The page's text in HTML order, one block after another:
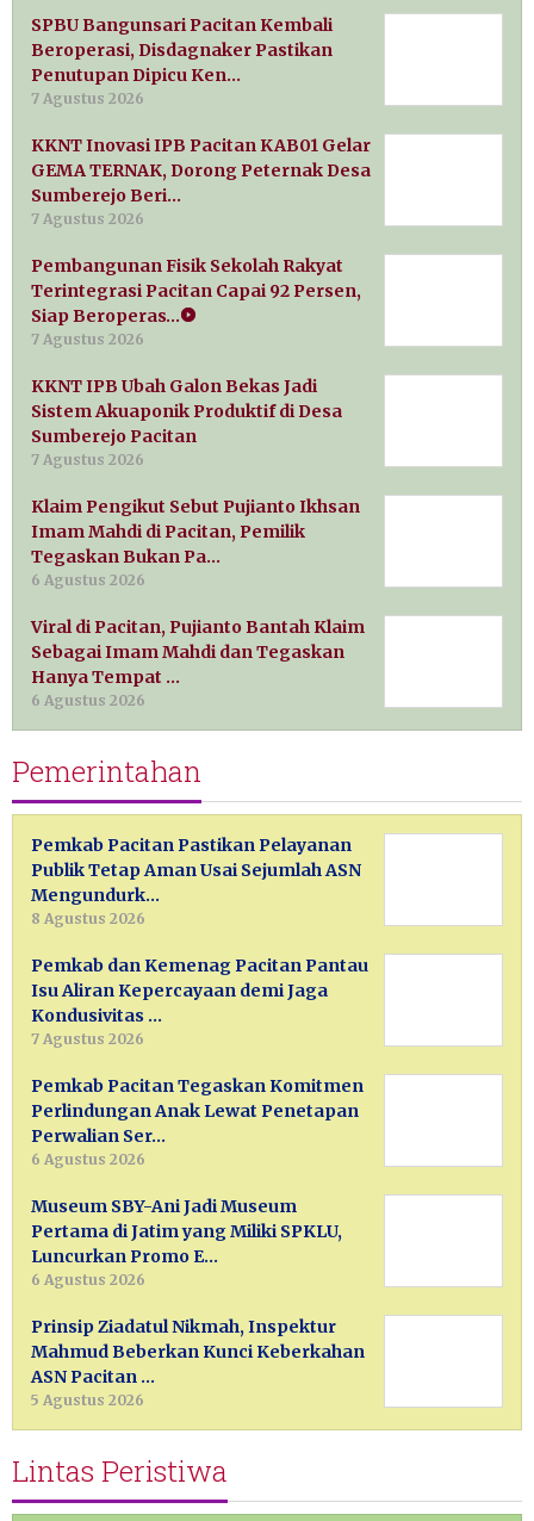
SPBU Bangunsari Pacitan Kembali
Beroperasi, Disdagnaker Pastikan
Penutupan Dipicu Ken…
7 Agustus 2026
KKNT Inovasi IPB Pacitan KAB01 Gelar
GEMA TERNAK, Dorong Peternak Desa
Sumberejo Beri…
7 Agustus 2026
Pembangunan Fisik Sekolah Rakyat
Terintegrasi Pacitan Capai 92 Persen,
Siap Beroperas…
7 Agustus 2026
KKNT IPB Ubah Galon Bekas Jadi
Sistem Akuaponik Produktif di Desa
Sumberejo Pacitan
7 Agustus 2026
Klaim Pengikut Sebut Pujianto Ikhsan
Imam Mahdi di Pacitan, Pemilik
Tegaskan Bukan Pa…
6 Agustus 2026
Viral di Pacitan, Pujianto Bantah Klaim
Sebagai Imam Mahdi dan Tegaskan
Hanya Tempat …
6 Agustus 2026
Pemerintahan
Pemkab Pacitan Pastikan Pelayanan
Publik Tetap Aman Usai Sejumlah ASN
Mengundurk…
8 Agustus 2026
Pemkab dan Kemenag Pacitan Pantau
Isu Aliran Kepercayaan demi Jaga
Kondusivitas …
7 Agustus 2026
Pemkab Pacitan Tegaskan Komitmen
Perlindungan Anak Lewat Penetapan
Perwalian Ser…
6 Agustus 2026
Museum SBY-Ani Jadi Museum
Pertama di Jatim yang Miliki SPKLU,
Luncurkan Promo E…
6 Agustus 2026
Prinsip Ziadatul Nikmah, Inspektur
Mahmud Beberkan Kunci Keberkahan
ASN Pacitan …
5 Agustus 2026
Lintas Peristiwa